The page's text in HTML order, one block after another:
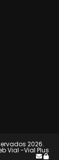
2026.
Vial -Vial Plus